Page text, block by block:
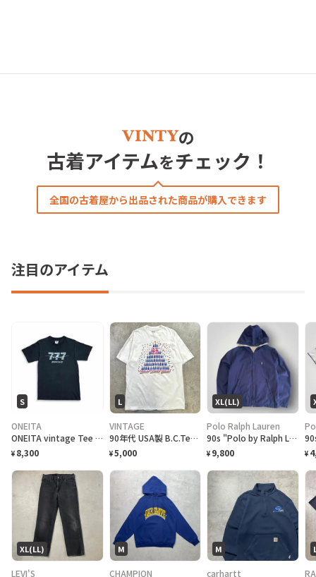
の
古着アイテムをチェック！
全国の古着屋から出品された商品が購入できます
注目のアイテム
S
ONEITA
ONEITA vintage Tee シングルステッチ Tシャツ BOEING ボーイング
¥ 8,300
L
VINTAGE
90年代 USA製 B.C.Tee celebrate アートプリントTシャツ メンズL相当 古着 90s VINTAGE ヴィンテージ カナダ BC州 100周年記念 シングルステッチ 白色
¥5,000
XL(LL)
Polo Ralph Lauren
90s "Polo by Ralph Lauren" Reversible Hoodie Jacket ポロ ラルフローレン リバーシブル ジャケット[XL]
¥ 9,800 ¥
XL(LL)
LEVI'S
M
CHAMPION
M
carhartt